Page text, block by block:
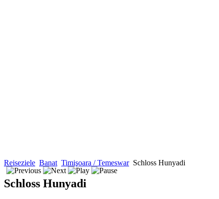
Reiseziele Banat Timişoara / Temeswar Schloss Hunyadi
Schloss Hunyadi